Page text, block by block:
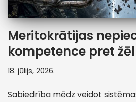
Meritokrātijas
kompetence pret
18. jūlijs, 2026.
Sabiedrība mēdz veidot